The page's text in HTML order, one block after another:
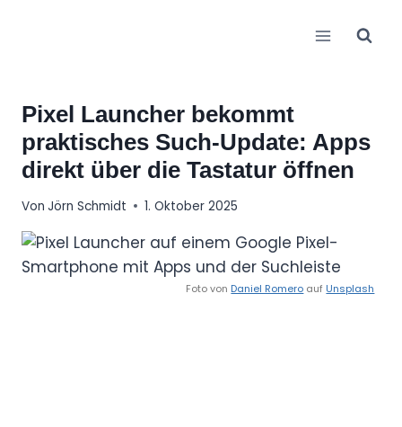
Pixel Launcher bekommt
praktisches Such-Update: Apps
direkt über die Tastatur öffnen
Von Jörn Schmidt 1. Oktober 2025
Foto von Daniel Romero auf Unsplash